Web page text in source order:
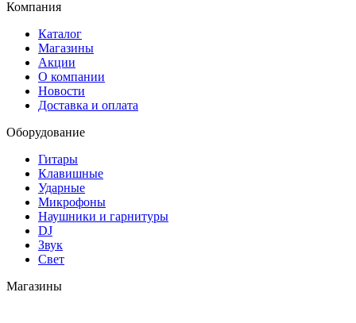
Компания
Каталог
Магазины
Акции
О компании
Новости
Доставка и оплата
Оборудование
Гитары
Клавишные
Ударные
Микрофоны
Наушники и гарнитуры
DJ
Звук
Свет
Магазины